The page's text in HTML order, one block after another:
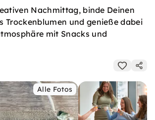
Nachmittag, binde Deinen
Trockenblumen und genieße dabei
mit Snacks und
Alle Fotos